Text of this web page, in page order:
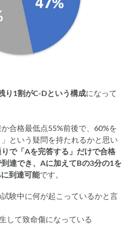
り1割がC-Dという構成になって
か合格最低点55%前後で、60%を
という疑問を持たれるかと思い
で「Aを完答する」だけで合格
達でき、Aに加えてBの3分の1を
到達可能です。
験中に何が起こっているかと言
して致命傷になっている